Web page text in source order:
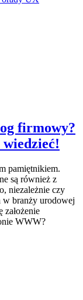
firmowy?
pamiętnikiem.
są również z
niezależnie czy
w branży urodowej
WWW?